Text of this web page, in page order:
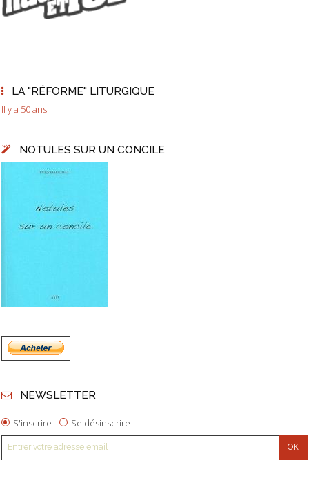
LA "RÉFORME" LITURGIQUE
Il y a 50 ans
NOTULES SUR UN CONCILE
NEWSLETTER
S'inscrire Se désinscrire